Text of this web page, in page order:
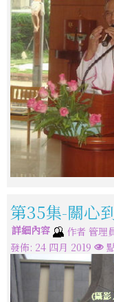
第35集-關心
詳細內容 作者 管理
發佈: 24 四月 2019